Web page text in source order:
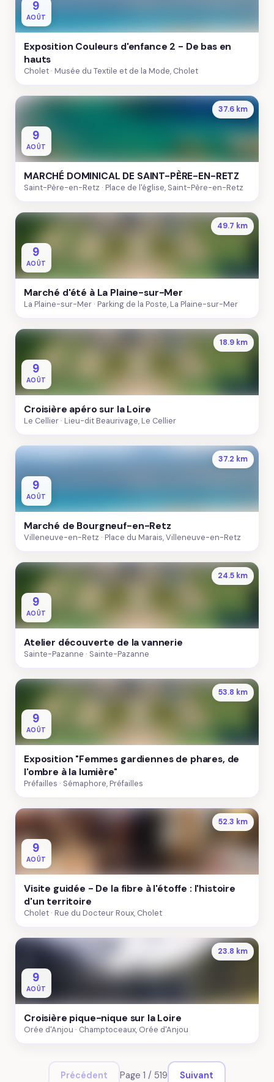
9
AOÛT
Exposition Couleurs d'enfance 2 - De bas en
hauts
Cholet Musée du Textile et de la Mode, Cholet
37.6 km
9
AOÛT
MARCHÉ DOMINICAL DE SAINT-PÈRE-EN-RETZ
Saint-Père-en-Retz Place de l'église, Saint-Père-en-Retz
49.7 km
9
AOÛT
Marché d'été à La Plaine-sur-Mer
La Plaine-sur-Mer Parking de la Poste, La Plaine-sur-Mer
18.9 km
9
AOÛT
Croisière apéro sur la Loire
Le Cellier Lieu-dit Beaurivage, Le Cellier
37.2 km
9
AOÛT
Marché de Bourgneuf-en-Retz
Villeneuve-en-Retz Place du Marais, Villeneuve-en-Retz
24.5 km
9
AOÛT
Atelier découverte de la vannerie
Sainte-Pazanne Sainte-Pazanne
53.8 km
9
AOÛT
Exposition "Femmes gardiennes de phares, de
l'ombre à la lumière"
Préfailles Sémaphore, Préfailles
52.3 km
9
AOÛT
Visite guidée - De la fibre à l'étoffe : l'histoire
d'un territoire
Cholet Rue du Docteur Roux, Cholet
23.8 km
9
AOÛT
Croisière pique-nique sur la Loire
Orée d'Anjou Champtoceaux, Orée d'Anjou
Précédent Page 1 / 519 Suivant